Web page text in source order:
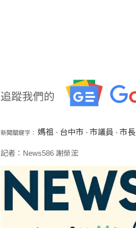
新聞關鍵字： 媽祖 、 台中市 、 市議員 、 市長
記者：News586 謝榮浤